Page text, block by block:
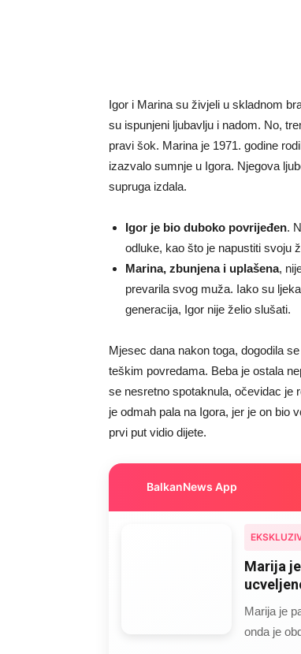
Igor i Marina su živjeli u skladnom
su ispunjeni ljubavlju i nadom. No,
pravi šok. Marina je 1971. godine
izazvalo sumnje u Igora. Njegova
supruga izdala.
Igor je bio duboko povrijeđen.
odluke, kao što je napustiti svoju
Marina, zbunjena i uplašena,
prevarila svog muža. Iako su
generacija, Igor nije želio slušati.
Mjesec dana nakon toga, dogodila
teškim povredama. Beba je ostala
se nesretno spotaknula, očevidac je
je odmah pala na Igora, jer je on bio
prvi put vidio dijete.
BalkanNews App
Marija
Marija je
onda je